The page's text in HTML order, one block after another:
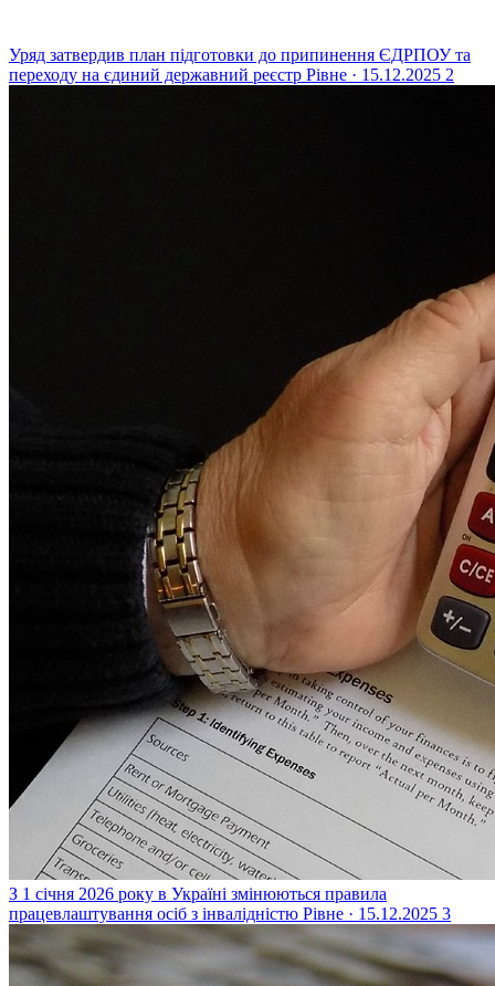
Уряд затвердив план підготовки до припинення ЄДРПОУ та
переходу на єдиний державний реєстр Рівне · 15.12.2025 2
З 1 січня 2026 року в Україні змінюються правила
працевлаштування осіб з інвалідністю Рівне · 15.12.2025 3